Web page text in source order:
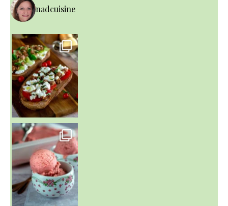
nadcuisine
~ NICE CREAM À LA FRAISE ~
Presque un mois que